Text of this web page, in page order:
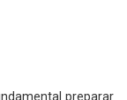
preparar